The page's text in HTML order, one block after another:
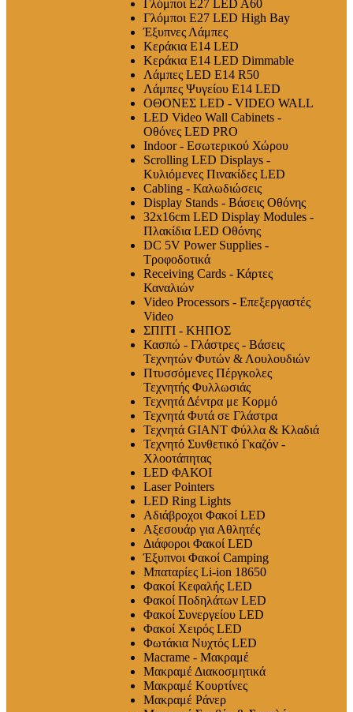
Γλόμποι E27 LED A60
Γλόμποι E27 LED High Bay
Έξυπνες Λάμπες
Κεράκια E14 LED
Κεράκια E14 LED Dimmable
Λάμπες LED E14 R50
Λάμπες Ψυγείου E14 LED
ΟΘΟΝΕΣ LED - VIDEO WALL
LED Video Wall Cabinets -
Οθόνες LED PRO
Indoor - Εσωτερικού Χώρου
Scrolling LED Displays -
Κυλιόμενες Πινακίδες LED
Cabling - Καλωδιώσεις
Display Stands - Βάσεις Οθόνης
32x16cm LED Display Modules -
Πλακίδια LED Οθόνης
DC 5V Power Supplies -
Τροφοδοτικά
Receiving Cards - Κάρτες
Καναλιών
Video Processors - Επεξεργαστές
Video
ΣΠΙΤΙ - ΚΗΠΟΣ
Κασπώ - Γλάστρες - Βάσεις
Τεχνητών Φυτών & Λουλουδιών
Πτυσσόμενες Πέργκολες
Τεχνητής Φυλλωσιάς
Τεχνητά Δέντρα με Κορμό
Τεχνητά Φυτά σε Γλάστρα
Τεχνητά GIANT Φύλλα & Κλαδιά
Τεχνητό Συνθετικό Γκαζόν -
Χλοοτάπητας
LED ΦΑΚΟΙ
Laser Pointers
LED Ring Lights
Αδιάβροχοι Φακοί LED
Αξεσουάρ για Αθλητές
Διάφοροι Φακοί LED
Έξυπνοι Φακοί Camping
Μπαταρίες Li-ion 18650
Φακοί Κεφαλής LED
Φακοί Ποδηλάτων LED
Φακοί Συνεργείου LED
Φακοί Χειρός LED
Φωτάκια Νυχτός LED
Macrame - Μακραμέ
Μακραμέ Διακοσμητικά
Μακραμέ Κουρτίνες
Μακραμέ Ράνερ